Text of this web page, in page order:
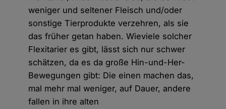
weniger und seltener Fleisch und/oder
sonstige Tierprodukte verzehren, als sie
das früher getan haben. Wieviele solcher
Flexitarier es gibt, lässt sich nur schwer
schätzen, da es da große Hin-und-Her-
Bewegungen gibt: Die einen machen das,
mal mehr mal weniger, auf Dauer, andere
fallen in ihre alten